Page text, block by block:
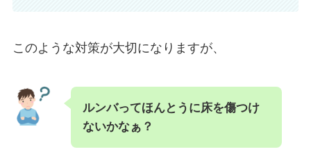
このような対策が大切になりますが、
ルンバってほんとうに床を傷つけ
ないかなぁ？